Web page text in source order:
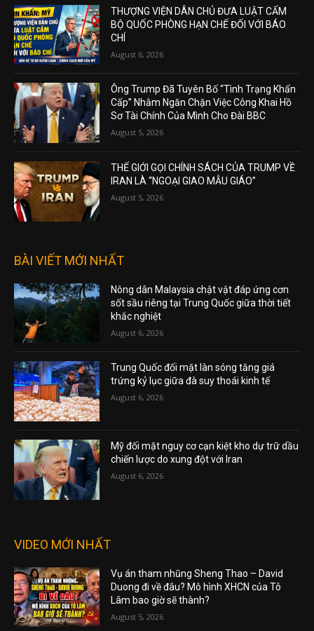
THƯỢNG VIỆN DÂN CHỦ ĐƯA LUẬT CẤM
BỘ QUỐC PHÒNG HẠN CHẾ ĐỐI VỚI BÁO
CHÍ
August 6, 2026
Ông Trump Đã Tuyên Bố “Tình Trạng Khẩn
Cấp” Nhằm Ngăn Chặn Việc Công Khai Hồ
Sơ Tài Chính Của Mình Cho Đài BBC
August 5, 2026
THẾ GIỚI GỌI CHÍNH SÁCH CỦA TRUMP VỀ
IRAN LÀ “NGOẠI GIAO MẪU GIÁO”
August 5, 2026
BÀI VIẾT MỚI NHẤT
Nông dân Malaysia chật vật đáp ứng cơn
sốt sầu riêng tại Trung Quốc giữa thời tiết
khắc nghiệt
August 6, 2026
Trung Quốc đối mặt làn sóng tăng giá
trứng kỷ lục giữa đà suy thoái kinh tế
August 6, 2026
Mỹ đối mặt nguy cơ cạn kiệt kho dự trữ dầu
chiến lược do xung đột với Iran
August 6, 2026
VIDEO MỚI NHẤT
Vụ án tham nhũng Sheng Thao – David
Duong đi về đâu? Mô hình XHCN của Tô
Lâm bao giờ sẽ thành?
August 5, 2026